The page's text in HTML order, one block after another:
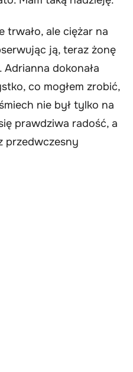
trwało, ale ciężar na
ją, teraz żonę
Adrianna dokonała
co mogłem zrobić,
nie był tylko na
prawdziwa radość, a
przedwczesny